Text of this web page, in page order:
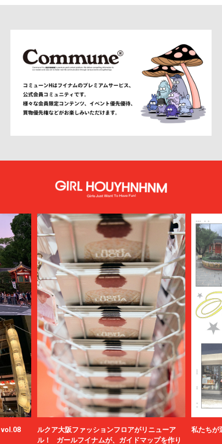
vol.08
ルクア大阪ファッションフロアがリニューア
ル！ ガールフイナムが、ガイドマップを作り
私たちが